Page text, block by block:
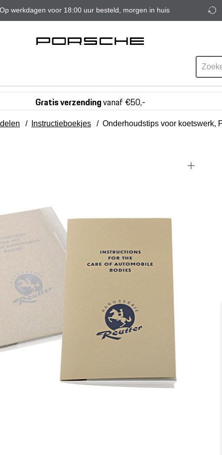
Op werkdagen voor 18:00 uur besteld, morgen in huis
Gratis verzendingvanaf €50,-
/ Instructieboekjes / Onderhoudstips voor koetswerk,